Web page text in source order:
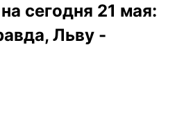
сегодня 21 мая:
Льву -